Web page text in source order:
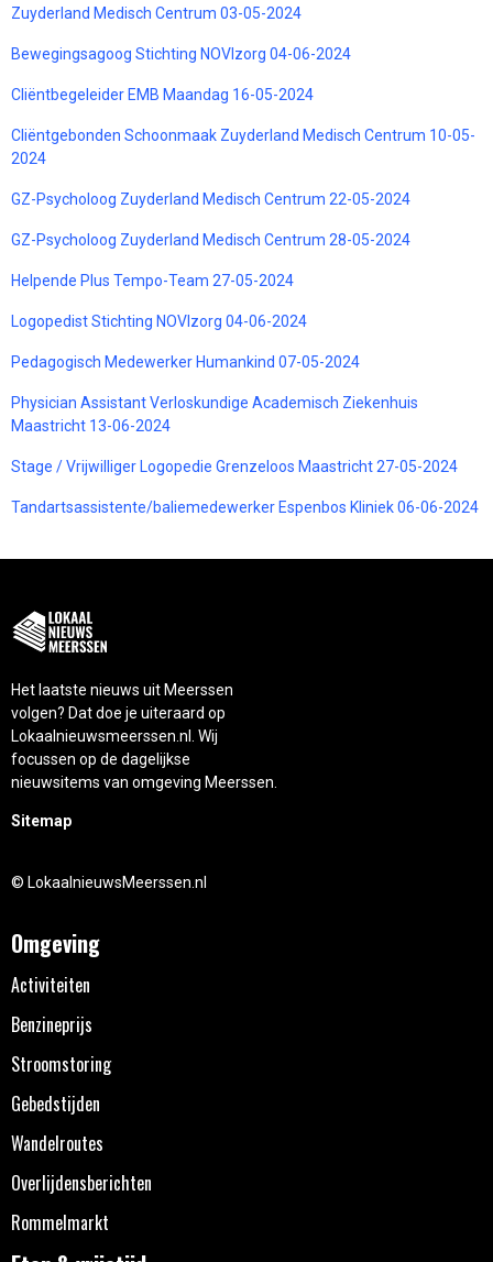
Zuyderland Medisch Centrum 03-05-2024
Bewegingsagoog Stichting NOVIzorg 04-06-2024
Cliëntbegeleider EMB Maandag 16-05-2024
Cliëntgebonden Schoonmaak Zuyderland Medisch Centrum 10-05-
2024
GZ-Psycholoog Zuyderland Medisch Centrum 22-05-2024
GZ-Psycholoog Zuyderland Medisch Centrum 28-05-2024
Helpende Plus Tempo-Team 27-05-2024
Logopedist Stichting NOVIzorg 04-06-2024
Pedagogisch Medewerker Humankind 07-05-2024
Physician Assistant Verloskundige Academisch Ziekenhuis
Maastricht 13-06-2024
Stage / Vrijwilliger Logopedie Grenzeloos Maastricht 27-05-2024
Tandartsassistente/baliemedewerker Espenbos Kliniek 06-06-2024
Het laatste nieuws uit Meerssen
volgen? Dat doe je uiteraard op
Lokaalnieuwsmeerssen.nl. Wij
focussen op de dagelijkse
nieuwsitems van omgeving Meerssen.
Sitemap
© LokaalnieuwsMeerssen.nl
Omgeving
Activiteiten
Benzineprijs
Stroomstoring
Gebedstijden
Wandelroutes
Overlijdensberichten
Rommelmarkt